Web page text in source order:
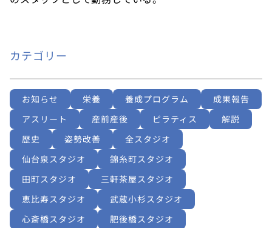
カテゴリー
お知らせ 栄養 養成プログラム
成果報告
アスリート
産前産後 ピラティス
解説
歴史
姿勢改善
全スタジオ
仙台泉スタジオ
錦糸町スタジオ
田町スタジオ
三軒茶屋スタジオ
恵比寿スタジオ
武蔵小杉スタジオ
心斎橋スタジオ
肥後橋スタジオ